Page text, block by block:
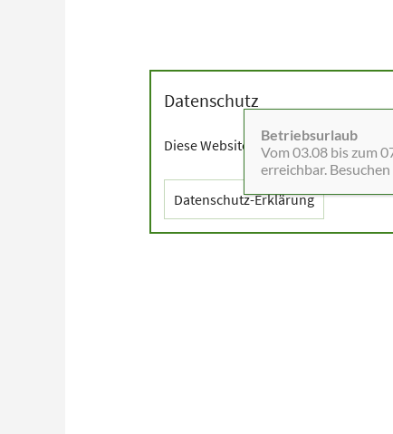
Betriebsurlaub
Vom 03.08 bis zum
erreichbar.
Datenschutz
Diese Website setzt Cookies sowie
Datenschutz-Erklärung